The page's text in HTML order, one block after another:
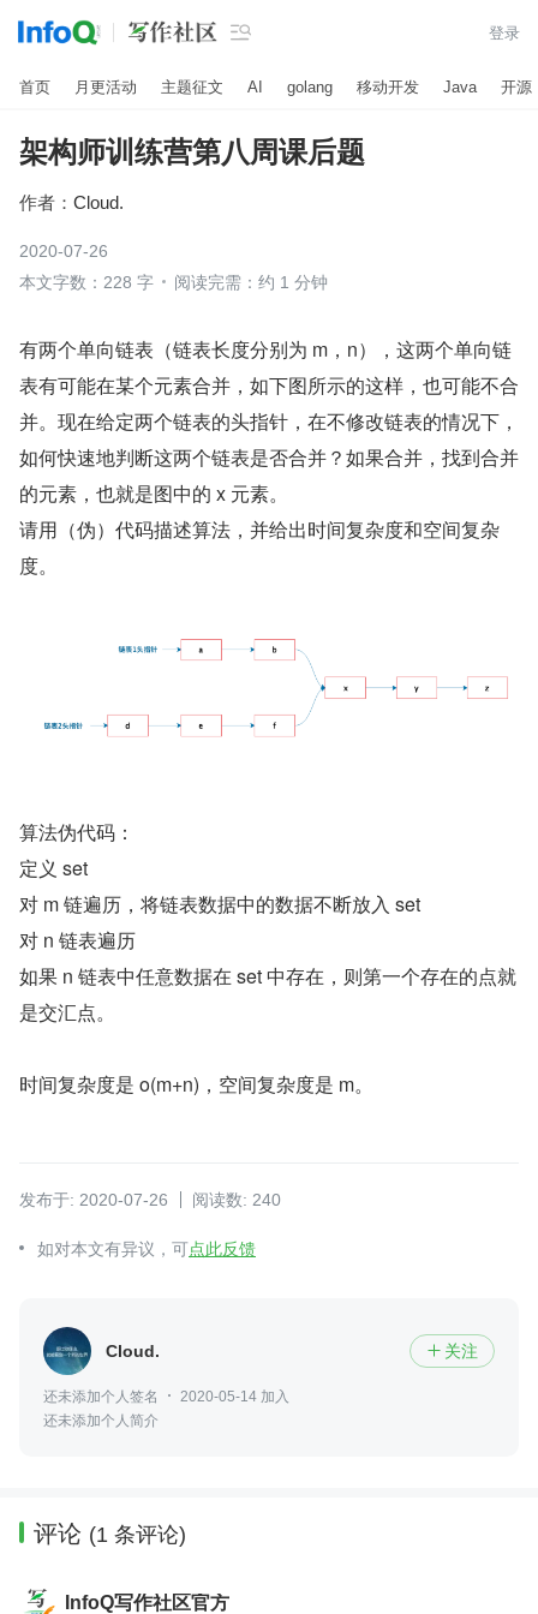
 登录
首页 月更活动 主题征文 AI golang 移动开发 Java 开源
架构师训练营第八周课后题
作者： Cloud.
2020-07-26
本文字数：228 字
阅读完需：约 1 分钟
有两个单向链表（链表长度分别为 m，n），这两个单向链
表有可能在某个元素合并，如下图所示的这样，也可能不合
并。现在给定两个链表的头指针，在不修改链表的情况下，
如何快速地判断这两个链表是否合并？如果合并，找到合并
的元素，也就是图中的 x 元素。
请用（伪）代码描述算法，并给出时间复杂度和空间复杂
度。
算法伪代码：
定义 set
对 m 链遍历，将链表数据中的数据不断放入 set
对 n 链表遍历
如果 n 链表中任意数据在 set 中存在，则第一个存在的点就
是交汇点。
时间复杂度是 o(m+n)，空间复杂度是 m。
发布于: 2020-07-26 阅读数: 240
如对本文有异议，可点此反馈
Cloud.  关注
还未添加个人签名
2020-05-14 加入
还未添加个人简介
评论 (1 条评论)
InfoQ写作社区官方